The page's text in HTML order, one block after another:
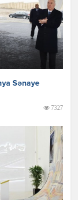
Sənaye
7327